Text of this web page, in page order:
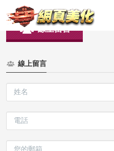
線上留言
線上留言